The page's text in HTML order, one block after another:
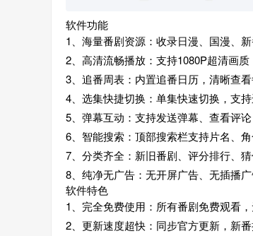
软件功能
1、海量番剧资源：收录日漫、国漫、
2、高清流畅播放：支持1080P超清画质
3、追番周表：内置追番日历，清晰查
4、选集快捷切换：单集快速切换，支
5、弹幕互动：支持发送弹幕、查看评
6、智能搜索：顶部搜索栏支持片名、
7、分类齐全：新旧番剧、评分排行、
8、纯净无广告：无开屏广告、无插播
软件特色
1、完全免费使用：所有番剧免费观看
2、更新速度超快：同步官方更新，新